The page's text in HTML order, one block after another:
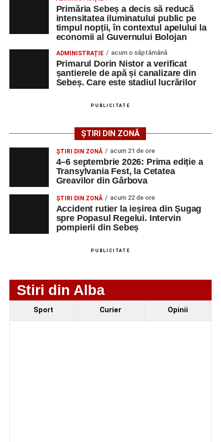
Adaugă-ne ca sursă preferată
Urmărește-ne pe Google News
Ultimele știri din Sebeș
Femeie de 66 de ani, transportată în stare gravă la
strada Dorobanți din Sebeș
Accident pe strada Dorobanți din Sebeș: fermeie
de 66 de ani rănită grav, după ce a fost lovită de o
motocicletă
4–6 septembrie 2026: Prima ediție a Transylvania
Fest, la Cetatea Greavilor din Gârbova
Primăria Sebeș a decis să reducă
intensitatea iluminatului public pe
timpul nopții, în contextul apelului la
economii al Guvernului Bolojan
ADMINISTRAȚIE acum o săptămână
Primarul Dorin Nistor a verificat
șantierele de apă și canalizare din
Sebeș. Care este stadiul lucrărilor
PUBLICITATE
ȘTIRI DIN ZONĂ
ȘTIRI DIN ZONĂ acum 21 de ore
4–6 septembrie 2026: Prima ediție a
Transylvania Fest, la Cetatea
Greavilor din Gârbova
ȘTIRI DIN ZONĂ acum 22 de ore
Accident rutier la ieșirea din Șugag
spre Popasul Regelui. Intervin
pompierii din Sebeș
PUBLICITATE
Stiri din Alba
Sport Curier Opinii